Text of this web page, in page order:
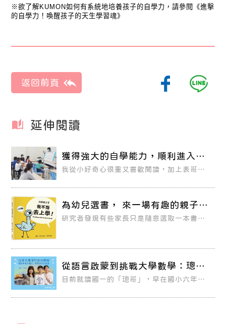
※欲了解KUMON如何有系統地培養孩子的自學力，請參閱《進擊
的自學力！喚醒孩子的天生學習魂》
延伸閱讀
獲得強大的自學能力，順利進入數
理資優班
我從小好奇心很重又喜歡閱讀，加上表哥表
進到KUMON教室學習，因為KUMON可以
更多新事物。
為幼兒選書， 來一場有趣的親子共
讀！
研究者發現有些家長只是隨意選取一本書便
改變。孩子在0~6歲有一個感官關鍵期，從
出生起，會藉著聽覺、視覺、味覺、觸覺、
嗅覺的感官來熟悉環境，了解事物，就像一
個海綿，吸收著週邊的訊息，是培養閱讀習
從語言啟蒙到挑戰大學數學：璁哥
在 KUMON 的十年成長見證
目前就讀國一的「璁哥」，早在國小六年級